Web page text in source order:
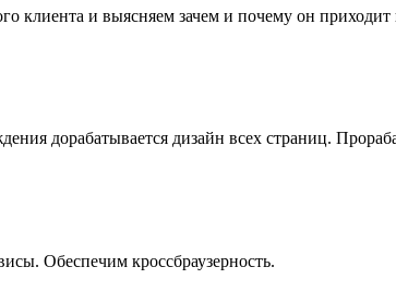
и выясняем зачем и почему он приходит
дорабатывается дизайн всех страниц.
Обеспечим кроссбраузерность.